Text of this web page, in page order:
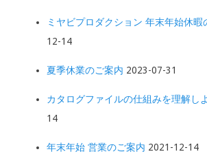
ミヤビプロダクション 年末年始休暇
12-14
夏季休業のご案内 2023-07-31
カタログファイルの仕組みを理解し
14
年末年始 営業のご案内 2021-12-14